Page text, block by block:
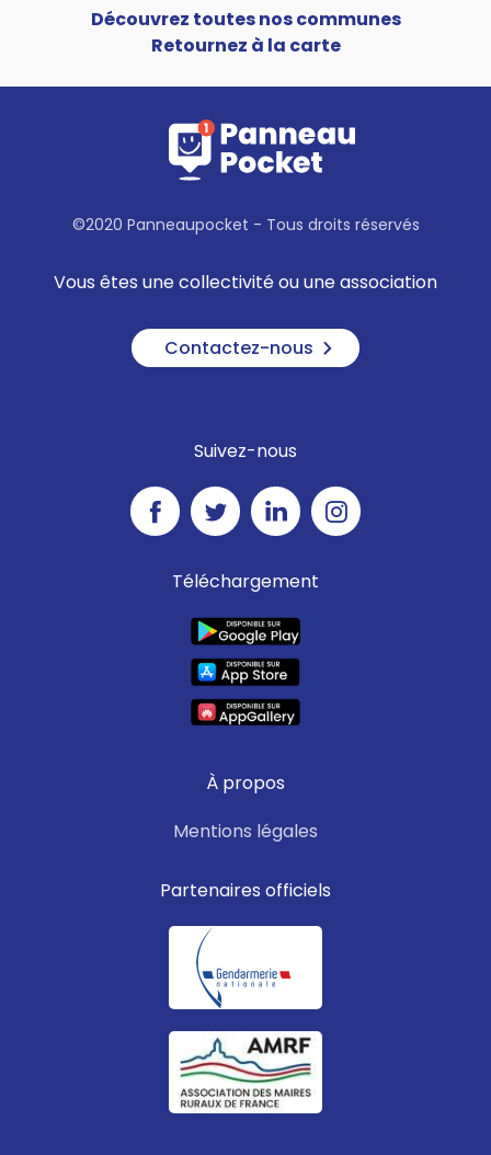
Découvrez toutes nos communes
Retournez à la carte
©2020 Panneaupocket - Tous droits réservés
Vous êtes une collectivité ou une association
Contactez-nous
Suivez-nous
Téléchargement
À propos
Mentions légales
Partenaires officiels